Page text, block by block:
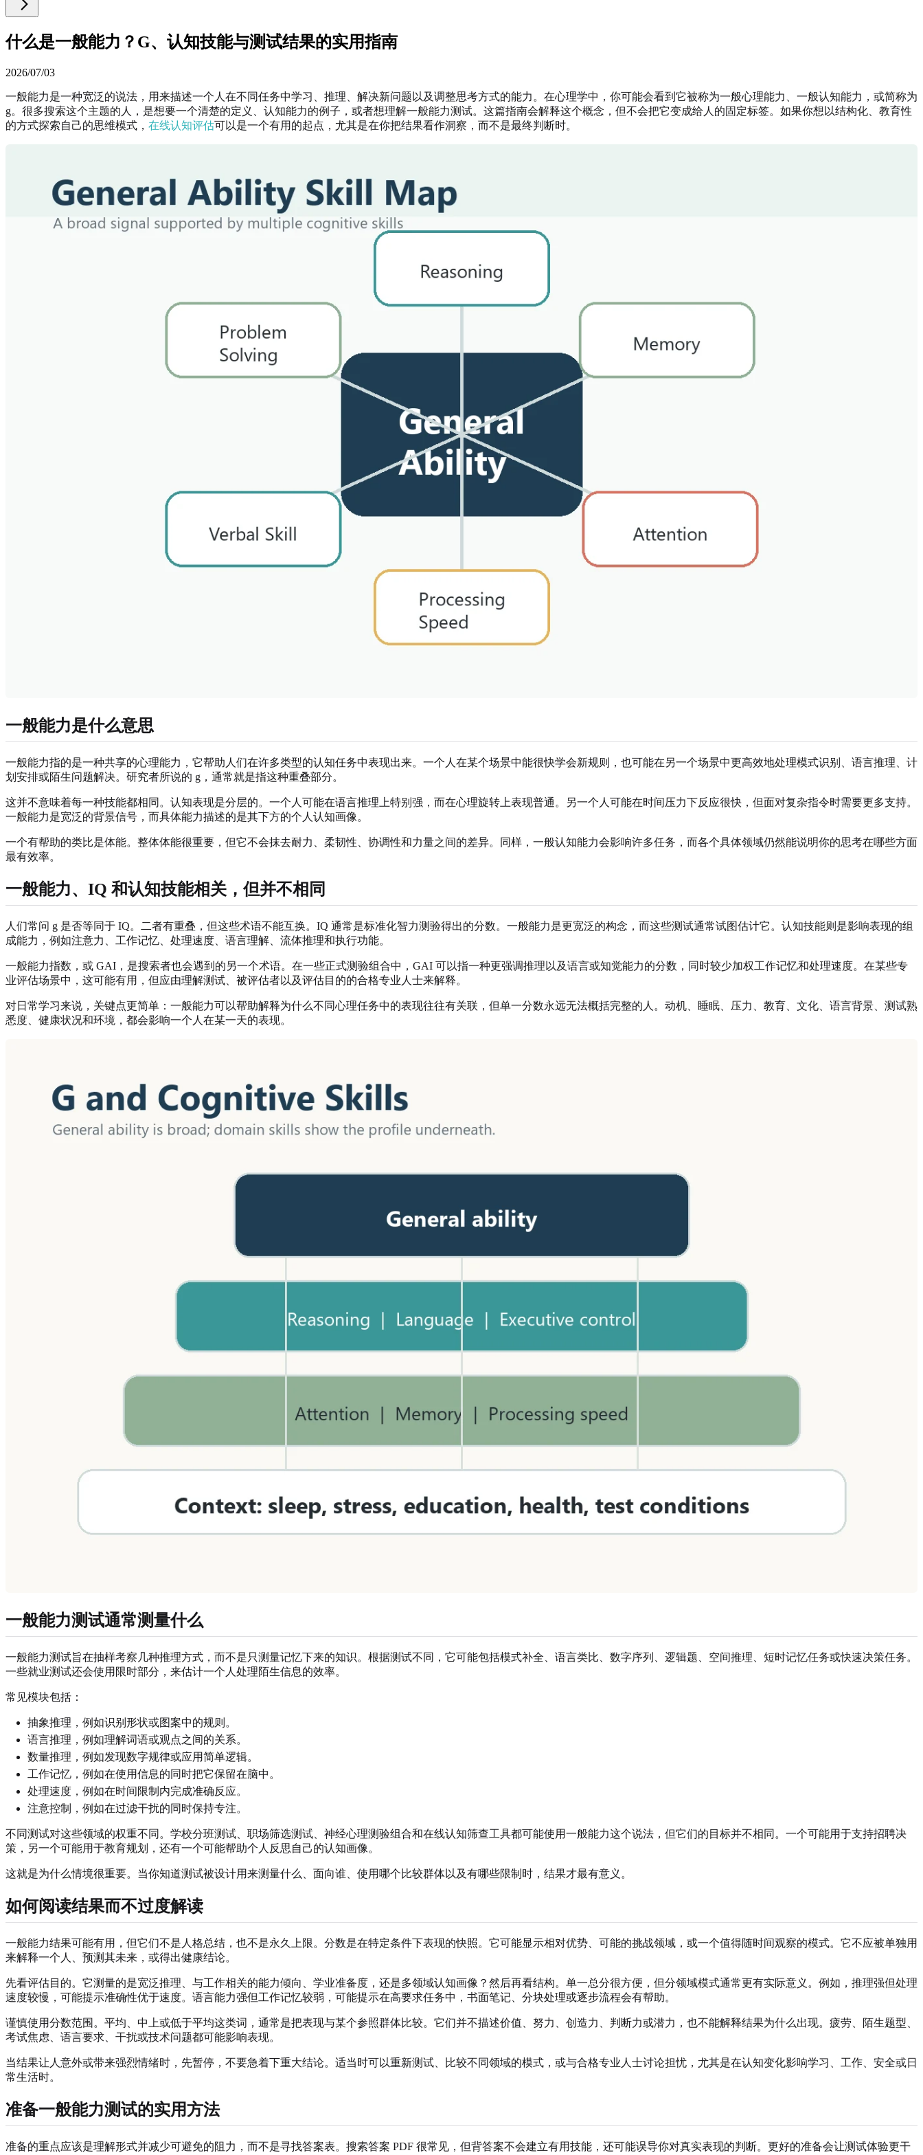
什么是一般能力？G、认知技能与测试结果的实用指南
2026/07/03
一般能力是一种宽泛的说法，用来描述一个人在不同任务中学习、推理、解决新问题以及调整思考方式的能力。在心理学中，你可能会看到它被称为一般心理能力、一般认知能力，或简称为
g。很多搜索这个主题的人，是想要一个清楚的定义、认知能力的例子，或者想理解一般能力测试。这篇指南会解释这个概念，但不会把它变成给人的固定标签。如果你想以结构化、教育性
的方式探索自己的思维模式， 在线认知评估可以是一个有用的起点，尤其是在你把结果看作洞察，而不是最终判断时。
一般能力是什么意思
一般能力指的是一种共享的心理能力，它帮助人们在许多类型的认知任务中表现出来。一个人在某个场景中能很快学会新规则，也可能在另一个场景中更高效地处理模式识别、语言推理、计
划安排或陌生问题解决。研究者所说的 g，通常就是指这种重叠部分。
这并不意味着每一种技能都相同。认知表现是分层的。一个人可能在语言推理上特别强，而在心理旋转上表现普通。另一个人可能在时间压力下反应很快，但面对复杂指令时需要更多支持。
一般能力是宽泛的背景信号，而具体能力描述的是其下方的个人认知画像。
一个有帮助的类比是体能。整体体能很重要，但它不会抹去耐力、柔韧性、协调性和力量之间的差异。同样，一般认知能力会影响许多任务，而各个具体领域仍然能说明你的思考在哪些方面
最有效率。
一般能力、IQ 和认知技能相关，但并不相同
人们常问 g 是否等同于 IQ。二者有重叠，但这些术语不能互换。IQ 通常是标准化智力测验得出的分数。一般能力是更宽泛的构念，而这些测试通常试图估计它。认知技能则是影响表现的组
成能力，例如注意力、工作记忆、处理速度、语言理解、流体推理和执行功能。
一般能力指数，或 GAI，是搜索者也会遇到的另一个术语。在一些正式测验组合中，GAI 可以指一种更强调推理以及语言或知觉能力的分数，同时较少加权工作记忆和处理速度。在某些专
业评估场景中，这可能有用，但应由理解测试、被评估者以及评估目的的合格专业人士来解释。
对日常学习来说，关键点更简单：一般能力可以帮助解释为什么不同心理任务中的表现往往有关联，但单一分数永远无法概括完整的人。动机、睡眠、压力、教育、文化、语言背景、测试熟
悉度、健康状况和环境，都会影响一个人在某一天的表现。
一般能力测试通常测量什么
一般能力测试旨在抽样考察几种推理方式，而不是只测量记忆下来的知识。根据测试不同，它可能包括模式补全、语言类比、数字序列、逻辑题、空间推理、短时记忆任务或快速决策任务。
一些就业测试还会使用限时部分，来估计一个人处理陌生信息的效率。
常见模块包括：
抽象推理，例如识别形状或图案中的规则。
语言推理，例如理解词语或观点之间的关系。
数量推理，例如发现数字规律或应用简单逻辑。
工作记忆，例如在使用信息的同时把它保留在脑中。
处理速度，例如在时间限制内完成准确反应。
注意控制，例如在过滤干扰的同时保持专注。
不同测试对这些领域的权重不同。学校分班测试、职场筛选测试、神经心理测验组合和在线认知筛查工具都可能使用一般能力这个说法，但它们的目标并不相同。一个可能用于支持招聘决
策，另一个可能用于教育规划，还有一个可能帮助个人反思自己的认知画像。
这就是为什么情境很重要。当你知道测试被设计用来测量什么、面向谁、使用哪个比较群体以及有哪些限制时，结果才最有意义。
如何阅读结果而不过度解读
一般能力结果可能有用，但它们不是人格总结，也不是永久上限。分数是在特定条件下表现的快照。它可能显示相对优势、可能的挑战领域，或一个值得随时间观察的模式。它不应被单独用
来解释一个人、预测其未来，或得出健康结论。
先看评估目的。它测量的是宽泛推理、与工作相关的能力倾向、学业准备度，还是多领域认知画像？然后再看结构。单一总分很方便，但分领域模式通常更有实际意义。例如，推理强但处理
速度较慢，可能提示准确性优于速度。语言能力强但工作记忆较弱，可能提示在高要求任务中，书面笔记、分块处理或逐步流程会有帮助。
谨慎使用分数范围。平均、中上或低于平均这类词，通常是把表现与某个参照群体比较。它们并不描述价值、努力、创造力、判断力或潜力，也不能解释结果为什么出现。疲劳、陌生题型、
考试焦虑、语言要求、干扰或技术问题都可能影响表现。
当结果让人意外或带来强烈情绪时，先暂停，不要急着下重大结论。适当时可以重新测试、比较不同领域的模式，或与合格专业人士讨论担忧，尤其是在认知变化影响学习、工作、安全或日
常生活时。
准备一般能力测试的实用方法
准备的重点应该是理解形式并减少可避免的阻力，而不是寻找答案表。搜索答案 PDF 很常见，但背答案不会建立有用技能，还可能误导你对真实表现的判断。更好的准备会让测试体验更干